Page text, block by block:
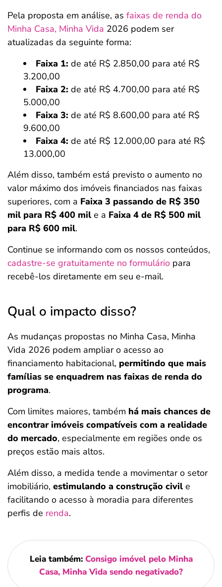
Pela proposta em análise, as faixas de renda do
Minha Casa, Minha Vida 2026 podem ser
atualizadas da seguinte forma:
Faixa 1: de até R$ 2.850,00 para até R$
3.200,00
Faixa 2: de até R$ 4.700,00 para até R$
5.000,00
Faixa 3: de até R$ 8.600,00 para até R$
9.600,00
Faixa 4: de até R$ 12.000,00 para até R$
13.000,00
Além disso, também está previsto o aumento no
valor máximo dos imóveis financiados nas faixas
superiores, com a Faixa 3 passando de R$ 350
mil para R$ 400 mil e a Faixa 4 de R$ 500 mil
para R$ 600 mil.
Continue se informando com os nossos conteúdos,
cadastre-se gratuitamente no formulário para
recebê-los diretamente em seu e-mail.
Qual o impacto disso?
As mudanças propostas no Minha Casa, Minha
Vida 2026 podem ampliar o acesso ao
financiamento habitacional, permitindo que mais
famílias se enquadrem nas faixas de renda do
programa.
Com limites maiores, também há mais chances de
encontrar imóveis compatíveis com a realidade
do mercado, especialmente em regiões onde os
preços estão mais altos.
Além disso, a medida tende a movimentar o setor
imobiliário, estimulando a construção civil e
facilitando o acesso à moradia para diferentes
perfis de renda.
Leia também: Consigo imóvel pelo Minha
Casa, Minha Vida sendo negativado?